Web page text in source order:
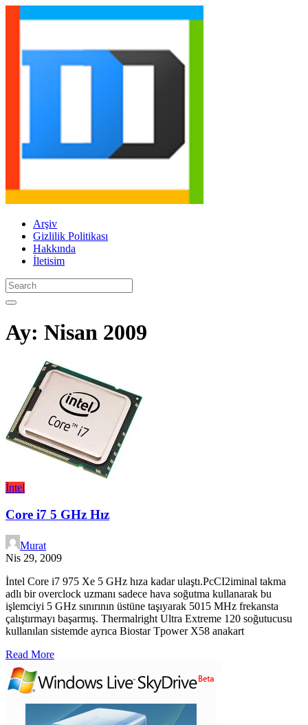
Arşiv
Gizlilik Politikası
Hakkında
İletisim
Ay: Nisan 2009
İntel
Core i7 5 GHz Hız
Murat
Nis 29, 2009
İntel Core i7 975 Xe 5 GHz hıza kadar ulaştı.PcCI2iminal takma
adlı bir overclock uzmanı sadece hava soğutma kullanarak bu
işlemciyi 5 GHz sınırının üstüne taşıyarak 5015 MHz frekansta
çalıştırmayı başarmış. Thermalright Ultra Extreme 120 soğutucusu
kullanılan sistemde ayrıca Biostar Tpower X58 anakart
Read More